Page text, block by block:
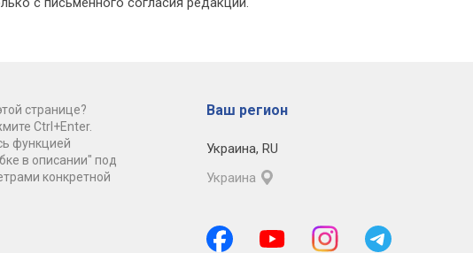
странице?
Ctrl+Enter.
функцией
в описании" под
конкретной
Ваш регион
Украина, RU
Украина